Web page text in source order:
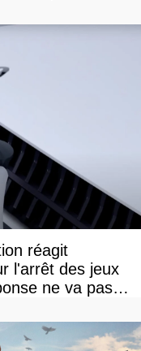
réagit
l'arrêt des jeux
ne va pas